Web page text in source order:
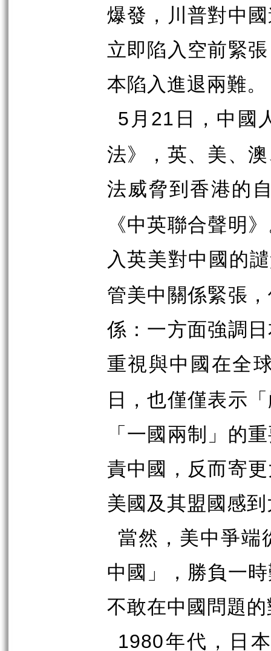
爆發，川普對中
立即陷入空前緊
本陷入進退兩難。
5 月 21 日，中國
法》，英、美、
法威脅到香港的
《中英聯合聲明
入英美對中國的
管美中關係緊張
係：一方面強調
重視與中國在全
日，也僅僅表示
「一國兩制」的
責中國，反而寄
美國及其盟國感
當然，美中爭端
中國」，勝負一
不敢在中國問題
1980年代，日